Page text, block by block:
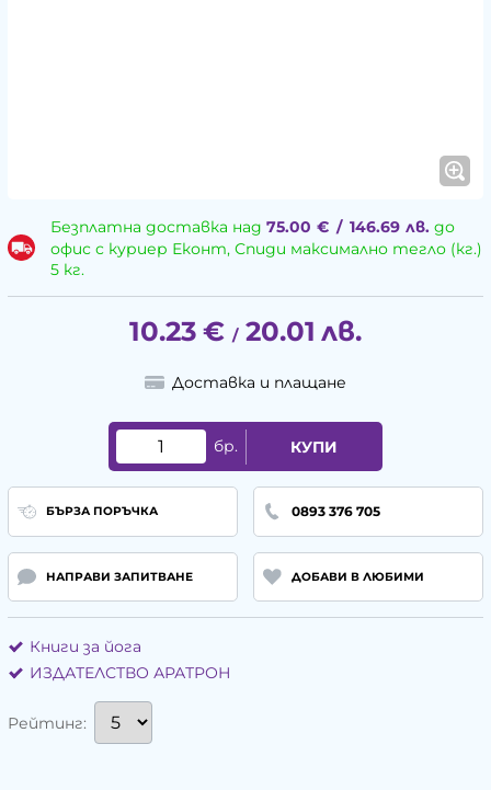
Безплатна доставка над 75.00 € / 146.69 лв.до
офис с куриер Еконт, Спиди максимално тегло (кг.)
5 кг.
10.23 € / 20.01 лв.
Доставка и плащане
бр. КУПИ
БЪРЗА ПОРЪЧКА 0893 376 705
НАПРАВИ ЗАПИТВАНЕ ДОБАВИ В ЛЮБИМИ
Книги за йога
ИЗДАТЕЛСТВО АРАТРОН
Рейтинг: